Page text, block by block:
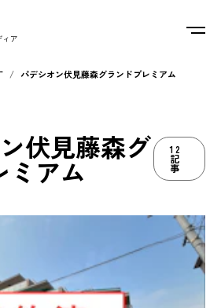
ア
パデシオン伏見藤森グランドプレミアム
伏見藤森グ
ミアム
12
記
事